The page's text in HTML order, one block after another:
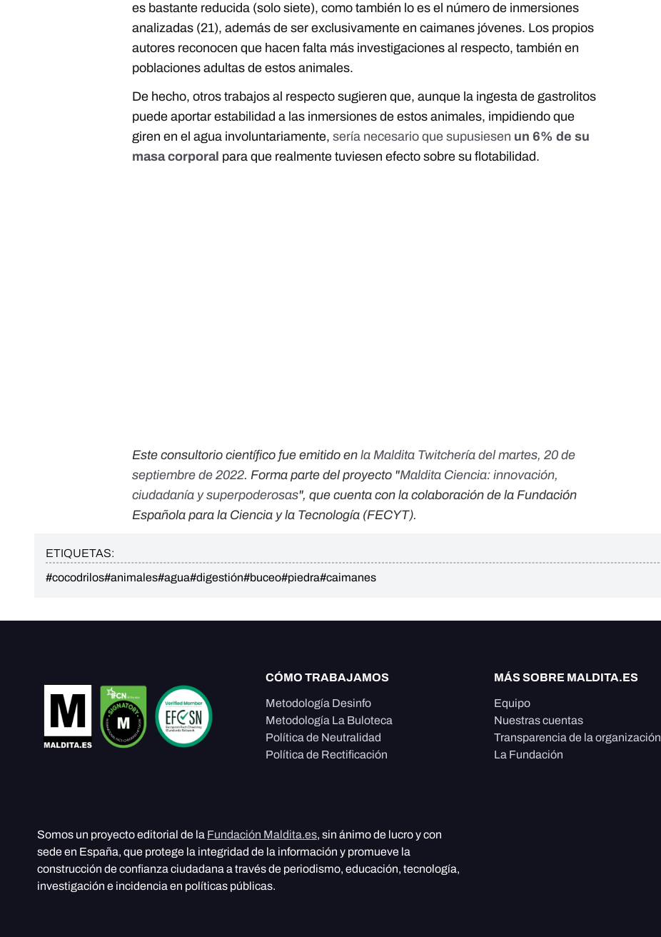
es bastante reducida (solo siete), como también lo es el número de inmersiones
analizadas (21), además de ser exclusivamente en caimanes jóvenes. Los propios
autores reconocen que hacen falta más investigaciones al respecto, también en
poblaciones adultas de estos animales.
De hecho, otros trabajos al respecto sugieren que, aunque la ingesta de gastrolitos
puede aportar estabilidad a las inmersiones de estos animales, impidiendo que
giren en el agua involuntariamente,sería necesario que supusiesen un 6% de su
masa corporal para que realmente tuviesen efecto sobre su flotabilidad.
Este consultorio científico fue emitido enla Maldita Twitchería del martes, 20 de
septiembre de 2022. Forma parte del proyecto "Maldita Ciencia: innovación,
ciudadanía y superpoderosas", que cuenta con la colaboración de la Fundación
Española para la Ciencia y la Tecnología (FECYT).
ETIQUETAS:
#cocodrilos#animales#agua#digestión#buceo#piedra#caimanes
CÓMO TRABAJAMOS
Metodología Desinfo
Metodología La Buloteca
Política de Neutralidad
Política de Rectificación
MÁS SOBRE MALDITA.ES
Equipo
Nuestras cuentas
Transparencia de la organización
La Fundación
Somos un proyecto editorial de la Fundación Maldita.es, sin ánimo de lucro y con
sede en España, que protege la integridad de la información y promueve la
construcción de confianza ciudadana a través de periodismo, educación, tecnología,
investigación e incidencia en políticas públicas.